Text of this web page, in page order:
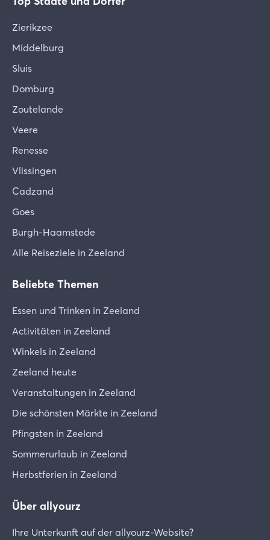
Zierikzee
Middelburg
Sluis
Domburg
Zoutelande
Veere
Renesse
Vlissingen
Cadzand
Goes
Burgh-Haamstede
Alle Reiseziele in Zeeland
Beliebte Themen
Essen und Trinken in Zeeland
Activitäten in Zeeland
Winkels in Zeeland
Zeeland heute
Veranstaltungen in Zeeland
Die schönsten Märkte in Zeeland
Pfingsten in Zeeland
Sommerurlaub in Zeeland
Herbstferien in Zeeland
Über allyourz
Ihre Unterkunft auf der allyourz-Website?